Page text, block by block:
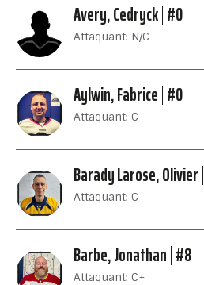
Avery, Cedryck #0
Attaquant: N/C
Aylwin, Fabrice #0
Attaquant: C
Barady Larose, Olivier
Attaquant: C
Barbe, Jonathan #8
Attaquant: C+